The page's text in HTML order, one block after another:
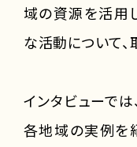
域の資源を活用
な活動について、
インタビューで
各地域の実例を